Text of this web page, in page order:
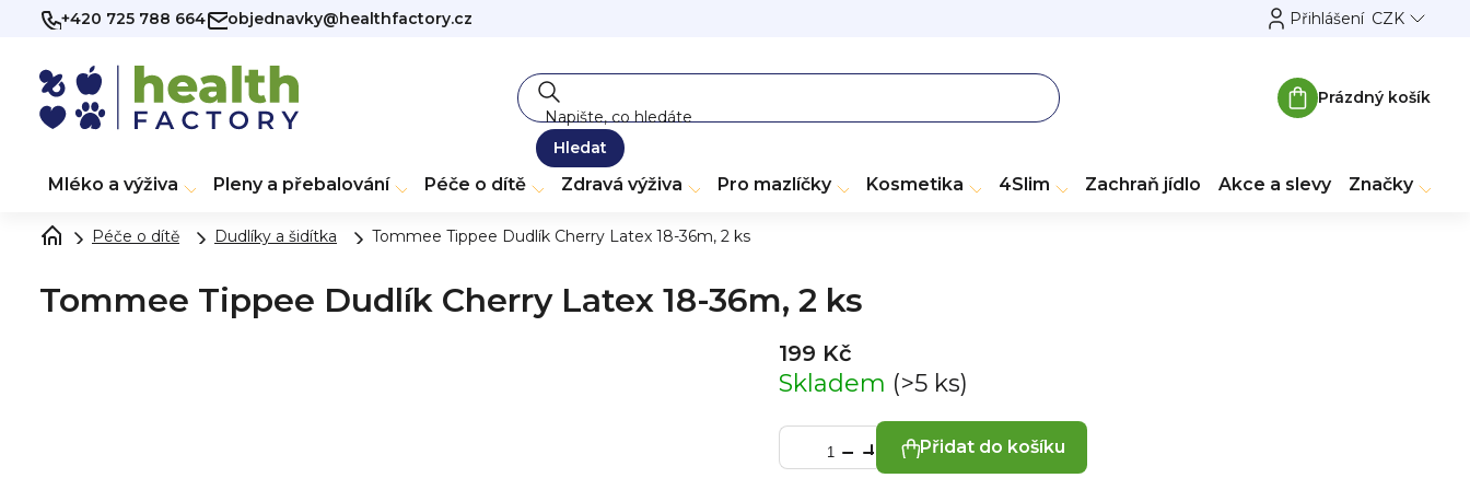
Přejít
+420 725 788 664 objednavky@healthfactory.cz CZK
Přihlášení
Hledat
Nákupní
Prázdný košík
Mléko a výživa Pleny a přebalování Péče o dítě Zdravá výživa Pro mazlíčky Kosmetika 4Slim Zachraň jídlo Akce a slevy Značky
Péče o dítě Dudlíky a šidítka Tommee Tippee Dudlík Cherry Latex 18-36m, 2 ks
Tommee Tippee Dudlík Cherry Latex 18-36m, 2 ks
199 Kč
Skladem (>5 ks)
Přidat do košíku